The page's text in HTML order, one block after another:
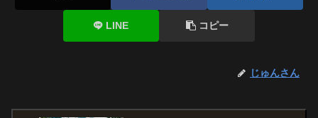
LINE コピー
じゅんさん